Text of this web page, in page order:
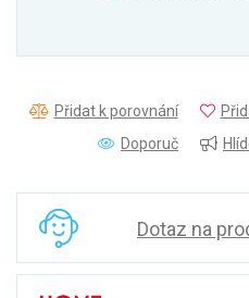
Přidat k porovnání
Doporuč
Dotaz na